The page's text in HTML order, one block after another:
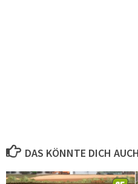
DAS KÖNNTE DICH